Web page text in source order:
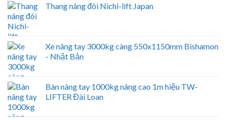
Thang nâng đôi Nichi-lift Japan
Xe nâng tay 3000kg càng 550x1150mm Bishamon
- Nhật Bản
Bàn nâng tay 1000kg nâng cao 1m hiệu TW-
LIFTER Đài Loan